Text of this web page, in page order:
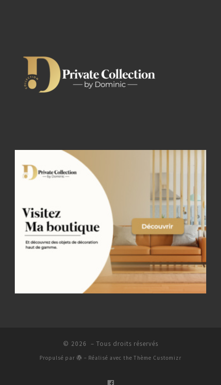
© 2026 – Tous droits réservés
Propulsé par – Réalisé avec the Thème Customizr